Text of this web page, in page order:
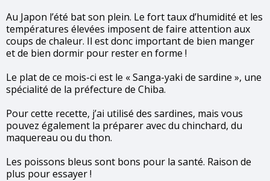
Au Japon l’été bat son plein. Le fort taux d’humidité et les
températures élevées imposent de faire attention aux
coups de chaleur. Il est donc important de bien manger
et de bien dormir pour rester en forme !
Le plat de ce mois-ci est le « Sanga-yaki de sardine », une
spécialité de la préfecture de Chiba.
Pour cette recette, j’ai utilisé des sardines, mais vous
pouvez également la préparer avec du chinchard, du
maquereau ou du thon.
Les poissons bleus sont bons pour la santé. Raison de
plus pour essayer !